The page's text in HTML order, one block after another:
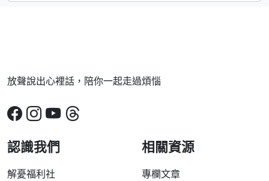
放聲說出心裡話，陪你一起走過煩惱
認識我們
解憂福利社
相關資源
專欄文章